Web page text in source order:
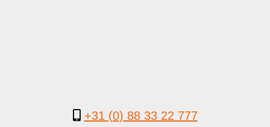
+31 (0) 88 33 22 777